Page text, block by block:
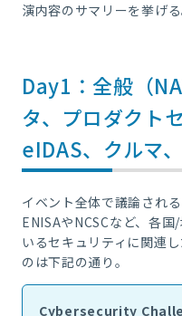
演内容のサマリーを挙げる
Day1：全般（
タ、プロダクト
eIDAS、クルマ、
イベント全体で議論され
ENISAやNCSCなど、各
いるセキュリティに関連
のは下記の通り。
Cybersecurity